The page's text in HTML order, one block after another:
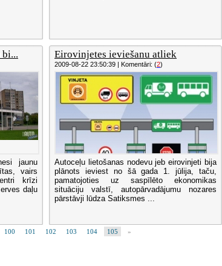
jaunu
vairs
krīzi
daļu
Eirovinjetes ieviešanu atliek
2009-08-22 23:50:39 | Komentāri: (2)
Autoceļu lietošanas nodevu jeb eirovinjeti bija
plānots ieviest no šā gada 1. jūlija, taču,
pamatojoties uz saspīlēto ekonomikas
situāciju valstī, autopārvadājumu nozares
pārstāvji lūdza Satiksmes ...
100 101 102 103 104 105 »